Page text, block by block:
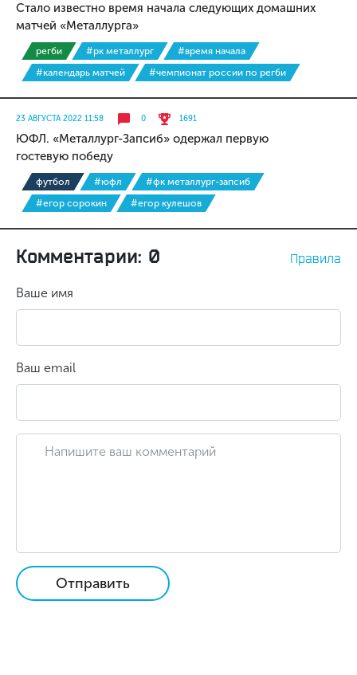
Стало известно время начала следующих домашних
матчей «Металлурга»
регби #рк металлург
#время начала
#календарь матчей
#чемпионат россии по регби
23 АВГУСТА 2022 11:58 0 1691
ЮФЛ. «Металлург-Запсиб» одержал первую
гостевую победу
футбол #юфл
#фк металлург-запсиб
#егор сорокин
#егор кулешов
Комментарии: 0 Правила
Ваше имя
Ваш email
Отправить